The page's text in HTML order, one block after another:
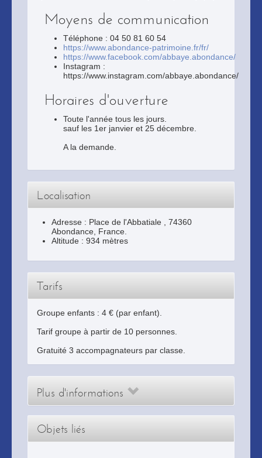
Moyens de communication
Téléphone : 04 50 81 60 54
https://www.abondance-patrimoine.fr/fr/
https://www.facebook.com/abbaye.abondance/
Instagram :
https://www.instagram.com/abbaye.abondance/
Horaires d'ouverture
Toute l'année tous les jours.
sauf les 1er janvier et 25 décembre.
A la demande.
Localisation
Adresse : Place de l'Abbatiale
74360
Abondance , France.
Altitude : 934 mètres
Tarifs
Groupe enfants : 4 € (par enfant).
Tarif groupe à partir de 10 personnes.
Gratuité 3 accompagnateurs par classe.
Plus d'informations
Objets liés